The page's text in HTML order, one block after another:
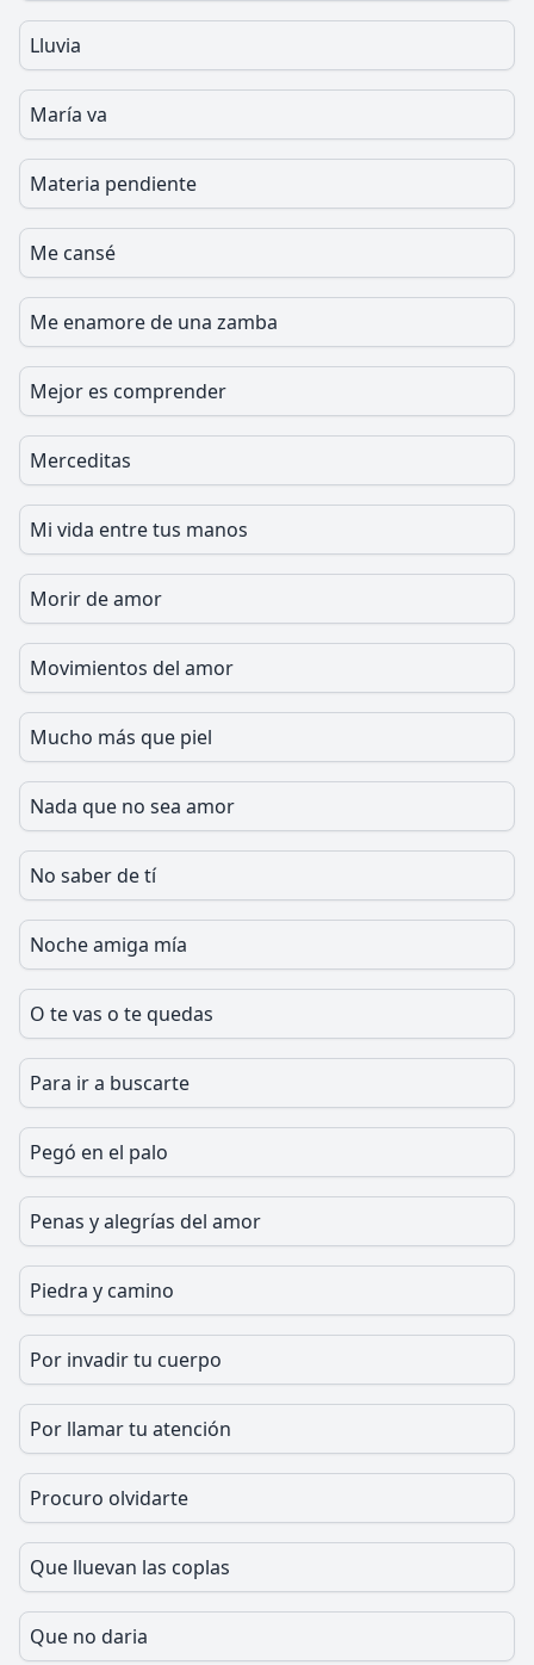
Lluvia
María va
Materia pendiente
Me cansé
Me enamore de una zamba
Mejor es comprender
Merceditas
Mi vida entre tus manos
Morir de amor
Movimientos del amor
Mucho más que piel
Nada que no sea amor
No saber de tí
Noche amiga mía
O te vas o te quedas
Para ir a buscarte
Pegó en el palo
Penas y alegrías del amor
Piedra y camino
Por invadir tu cuerpo
Por llamar tu atención
Procuro olvidarte
Que lluevan las coplas
Que no daria